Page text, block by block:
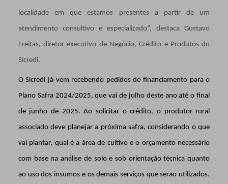
localidade em que estamos presentes a partir de um
atendimento consultivo e especializado”, destaca Gustavo
Freitas, diretor executivo de Negócio, Crédito e Produtos do
Sicredi.
O Sicredi já vem recebendo pedidos de financiamento para o
Plano Safra 2024/2025, que vai de julho deste ano até o final
de junho de 2025. Ao solicitar o crédito, o produtor rural
associado deve planejar a próxima safra, considerando o que
vai plantar, qual é a área de cultivo e o orçamento necessário
com base na análise de solo e sob orientação técnica quanto
ao uso dos insumos e os demais serviços que serão utilizados.